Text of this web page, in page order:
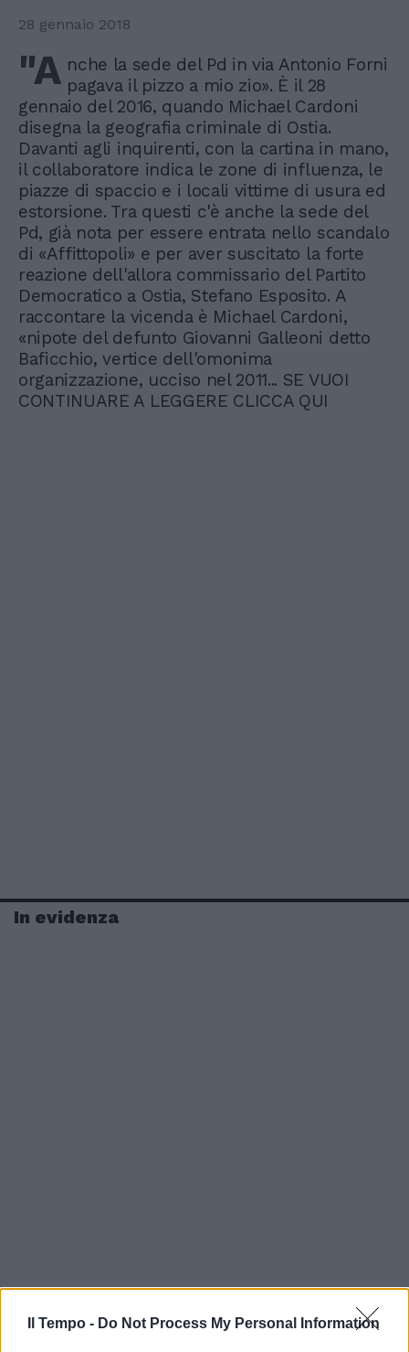
Il Tempo - Do Not Process My Personal Information
28 gennaio 2018
"A nche la sede del Pd in via Antonio Forni
pagava il pizzo a mio zio». È il 28
gennaio del 2016, quando Michael Cardoni
disegna la geografia criminale di Ostia.
Davanti agli inquirenti, con la cartina in mano,
il collaboratore indica le zone di influenza, le
piazze di spaccio e i locali vittime di usura ed
estorsione. Tra questi c'è anche la sede del
Pd, già nota per essere entrata nello scandalo
di «Affittopoli» e per aver suscitato la forte
reazione dell'allora commissario del Partito
Democratico a Ostia, Stefano Esposito. A
raccontare la vicenda è Michael Cardoni,
«nipote del defunto Giovanni Galleoni detto
Baficchio, vertice dell'omonima
organizzazione, ucciso nel 2011... SE VUOI
CONTINUARE A LEGGERE CLICCA QUI
In evidenza